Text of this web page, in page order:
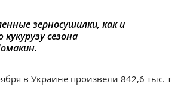
зерносушилки, как и
сезона
.
в Украине произвели 842,6 тыс. т